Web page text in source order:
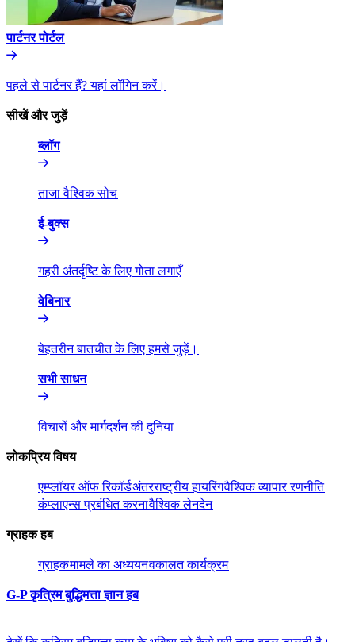
पार्टनर पोर्टल​​
पहले से पार्टनर हैं? यहां लॉगिन करें।​​
सीखें और जुड़ें​​
ब्लॉग​​
ताजा वैश्विक सोच​​
ई-बुक्स​​
गहरी अंतर्दृष्टि के लिए गोता लगाएँ​​
वेबिनार​​
बेहतरीन बातचीत के लिए हमसे जुड़ें।​​
सभी साधन​​
विचारों और मार्गदर्शन की दुनिया​​
लोकप्रिय विषय​​
एम्प्लॉयर ऑफ रिकॉर्ड​​अंतरराष्ट्रीय हायरिंग​​वैश्विक व्यापार रणनीति​​
कंप्लाएन्स प्रबंधित करना​​वैश्विक लेनदेन​​
ग्राहक हब​​
ग्राहक​​मामले का अध्ययन​​वकालत कार्यक्रम​​
G-P कृत्रिम बुद्धिमत्ता ज्ञान हब​​